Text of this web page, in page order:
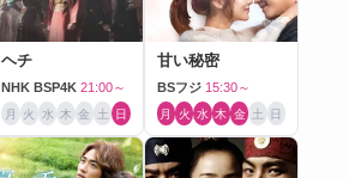
ヘチ
NHK BSP4K 21:00～
月 火 水 木 金 土 日
甘い秘密
BSフジ 15:30～
月 火 水 木 金 土 日